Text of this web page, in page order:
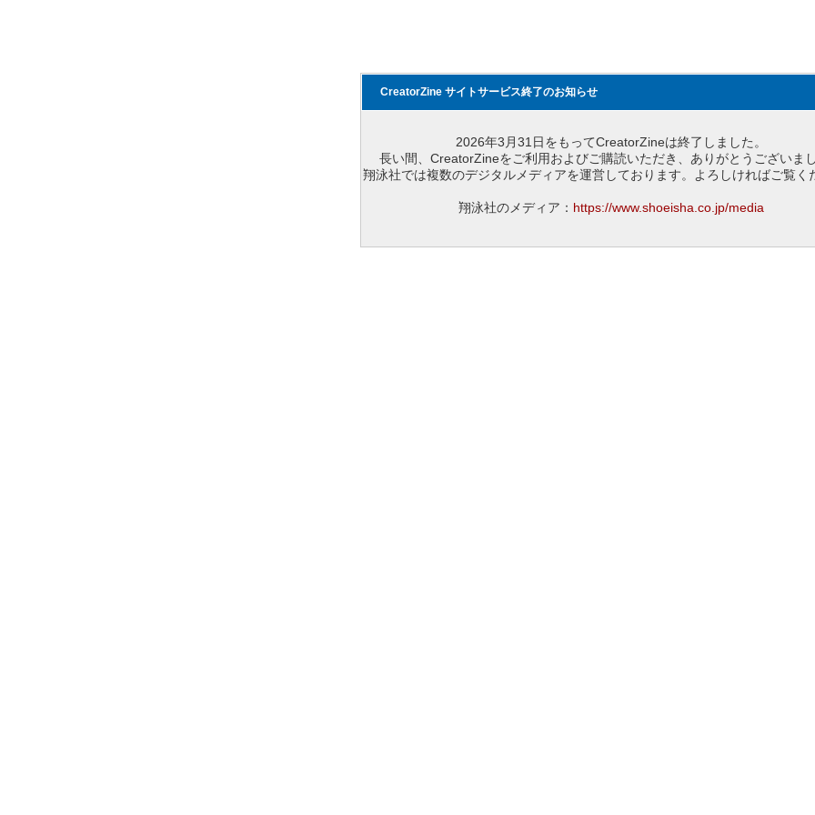
CreatorZine サイトサービス終了のお知らせ
2026年3月31日をもってCreatorZineは終了しました。
長い間、CreatorZineをご利用およびご購読いただき、ありがとうございまし
翔泳社では複数のデジタルメディアを運営しております。よろしければご覧く
翔泳社のメディア： https://www.shoeisha.co.jp/media